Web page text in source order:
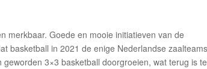
merkbaar. Goede en mooie initiatieven van de
basketball in 2021 de enige Nederlandse
3×3 basketball doorgroeien, wat terug is te